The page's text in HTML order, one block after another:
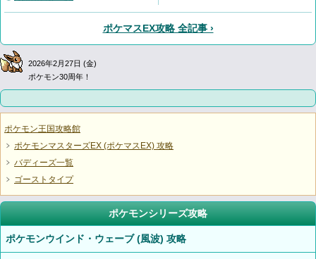
ポケマスEX攻略 全記事 ›
2026年2月27日 (金)
ポケモン30周年！
ポケモン王国攻略館
ポケモンマスターズEX (ポケマスEX) 攻略
バディーズ一覧
ゴーストタイプ
ポケモンシリーズ攻略
ポケモンウインド・ウェーブ (風波) 攻略